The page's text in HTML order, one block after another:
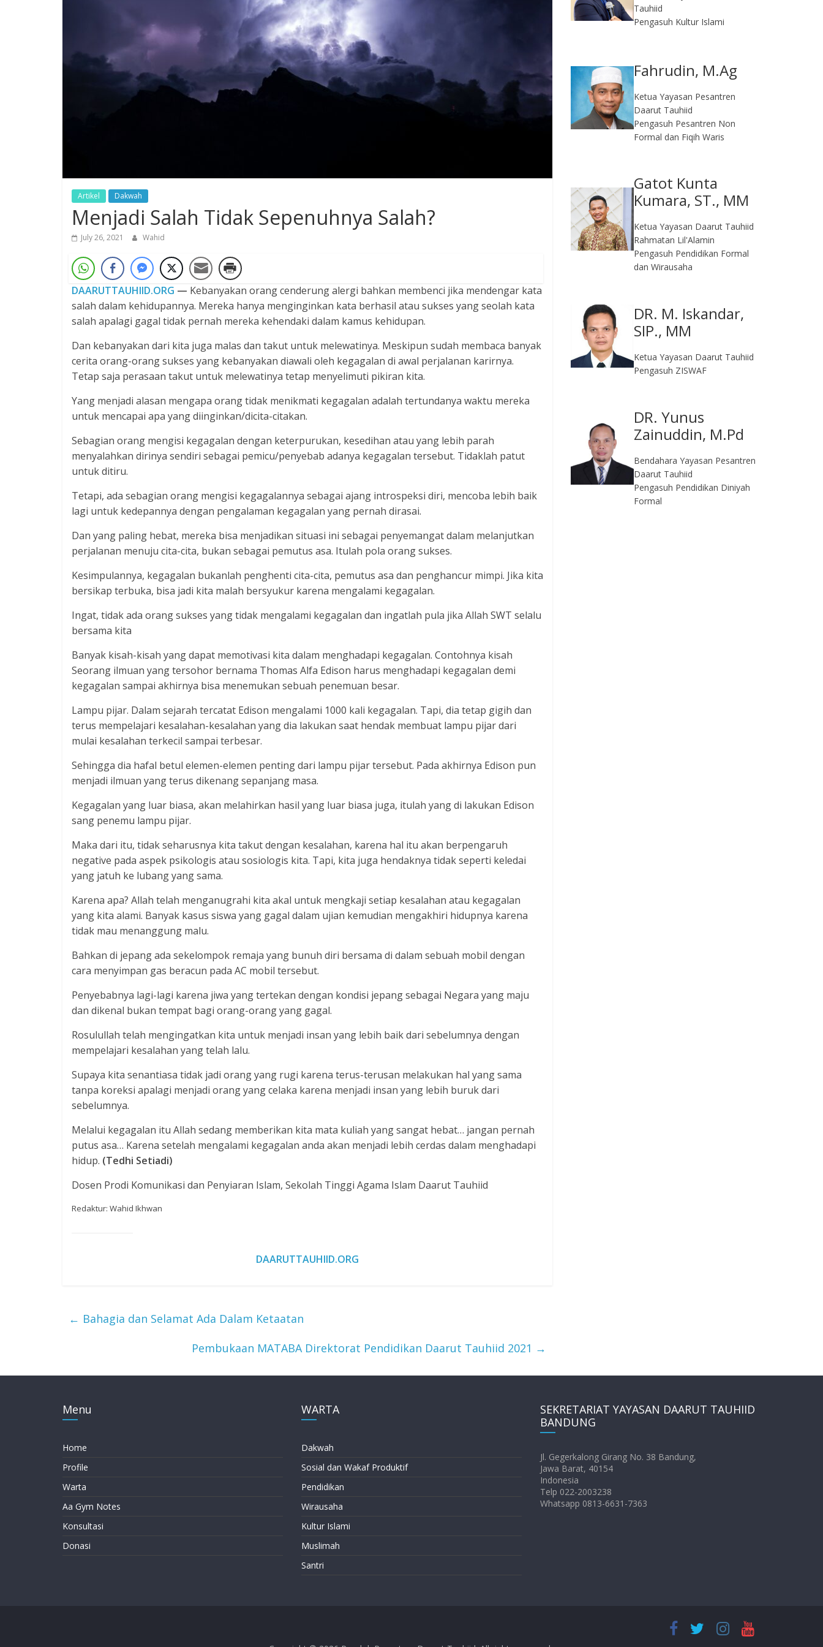
Artikel Dakwah
Menjadi Salah Tidak Sepenuhnya Salah?
July 26, 2021 Wahid
DAARUTTAUHIID.ORG — Kebanyakan orang cenderung alergi bahkan membenci jika mendengar kata
salah dalam kehidupannya. Mereka hanya menginginkan kata berhasil atau sukses yang seolah kata
salah apalagi gagal tidak pernah mereka kehendaki dalam kamus kehidupan.
Dan kebanyakan dari kita juga malas dan takut untuk melewatinya. Meskipun sudah membaca banyak
cerita orang-orang sukses yang kebanyakan diawali oleh kegagalan di awal perjalanan karirnya.
Tetap saja perasaan takut untuk melewatinya tetap menyelimuti pikiran kita.
Yang menjadi alasan mengapa orang tidak menikmati kegagalan adalah tertundanya waktu mereka
untuk mencapai apa yang diinginkan/dicita-citakan.
Sebagian orang mengisi kegagalan dengan keterpurukan, kesedihan atau yang lebih parah
menyalahkan dirinya sendiri sebagai pemicu/penyebab adanya kegagalan tersebut. Tidaklah patut
untuk ditiru.
Tetapi, ada sebagian orang mengisi kegagalannya sebagai ajang introspeksi diri, mencoba lebih baik
lagi untuk kedepannya dengan pengalaman kegagalan yang pernah dirasai.
Dan yang paling hebat, mereka bisa menjadikan situasi ini sebagai penyemangat dalam melanjutkan
perjalanan menuju cita-cita, bukan sebagai pemutus asa. Itulah pola orang sukses.
Kesimpulannya, kegagalan bukanlah penghenti cita-cita, pemutus asa dan penghancur mimpi. Jika kita
bersikap terbuka, bisa jadi kita malah bersyukur karena mengalami kegagalan.
Ingat, tidak ada orang sukses yang tidak mengalami kegagalan dan ingatlah pula jika Allah SWT selalu
bersama kita
Banyak kisah-kisah yang dapat memotivasi kita dalam menghadapi kegagalan. Contohnya kisah
Seorang ilmuan yang tersohor bernama Thomas Alfa Edison harus menghadapi kegagalan demi
kegagalan sampai akhirnya bisa menemukan sebuah penemuan besar.
Lampu pijar. Dalam sejarah tercatat Edison mengalami 1000 kali kegagalan. Tapi, dia tetap gigih dan
terus mempelajari kesalahan-kesalahan yang dia lakukan saat hendak membuat lampu pijar dari
mulai kesalahan terkecil sampai terbesar.
Sehingga dia hafal betul elemen-elemen penting dari lampu pijar tersebut. Pada akhirnya Edison pun
menjadi ilmuan yang terus dikenang sepanjang masa.
Kegagalan yang luar biasa, akan melahirkan hasil yang luar biasa juga, itulah yang di lakukan Edison
sang penemu lampu pijar.
Maka dari itu, tidak seharusnya kita takut dengan kesalahan, karena hal itu akan berpengaruh
negative pada aspek psikologis atau sosiologis kita. Tapi, kita juga hendaknya tidak seperti keledai
yang jatuh ke lubang yang sama.
Karena apa? Allah telah menganugrahi kita akal untuk mengkaji setiap kesalahan atau kegagalan
yang kita alami. Banyak kasus siswa yang gagal dalam ujian kemudian mengakhiri hidupnya karena
tidak mau menanggung malu.
Bahkan di jepang ada sekelompok remaja yang bunuh diri bersama di dalam sebuah mobil dengan
cara menyimpan gas beracun pada AC mobil tersebut.
Penyebabnya lagi-lagi karena jiwa yang tertekan dengan kondisi jepang sebagai Negara yang maju
dan dikenal bukan tempat bagi orang-orang yang gagal.
Rosulullah telah mengingatkan kita untuk menjadi insan yang lebih baik dari sebelumnya dengan
mempelajari kesalahan yang telah lalu.
Supaya kita senantiasa tidak jadi orang yang rugi karena terus-terusan melakukan hal yang sama
tanpa koreksi apalagi menjadi orang yang celaka karena menjadi insan yang lebih buruk dari
sebelumnya.
Melalui kegagalan itu Allah sedang memberikan kita mata kuliah yang sangat hebat… jangan pernah
putus asa… Karena setelah mengalami kegagalan anda akan menjadi lebih cerdas dalam menghadapi
hidup. (Tedhi Setiadi)
Dosen Prodi Komunikasi dan Penyiaran Islam, Sekolah Tinggi Agama Islam Daarut Tauhiid
Redaktur: Wahid Ikhwan
DAARUTTAUHIID.ORG
← Bahagia dan Selamat Ada Dalam Ketaatan
Pembukaan MATABA Direktorat Pendidikan Daarut Tauhiid 2021 →
Tauhiid
Pengasuh Kultur Islami
Fahrudin, M.Ag​
Ketua Yayasan Pesantren
Daarut Tauhiid
Pengasuh Pesantren Non
Formal dan Fiqih Waris
Gatot Kunta
Kumara, ST., MM
Ketua Yayasan Daarut Tauhiid
Rahmatan Lil'Alamin
Pengasuh Pendidikan Formal
dan Wirausaha
DR. M. Iskandar,
SIP., MM
Ketua Yayasan Daarut Tauhiid
Pengasuh ZISWAF
DR. Yunus
Zainuddin, M.Pd
Bendahara Yayasan Pesantren
Daarut Tauhiid
Pengasuh Pendidikan Diniyah
Formal
Menu
Home
Profile
Warta
Aa Gym Notes
Konsultasi
Donasi
WARTA
Dakwah
Sosial dan Wakaf Produktif
Pendidikan
Wirausaha
Kultur Islami
Muslimah
Santri
SEKRETARIAT YAYASAN DAARUT TAUHIID
BANDUNG
Jl. Gegerkalong Girang No. 38 Bandung,
Jawa Barat, 40154
Indonesia
Telp 022-2003238
Whatsapp 0813-6631-7363